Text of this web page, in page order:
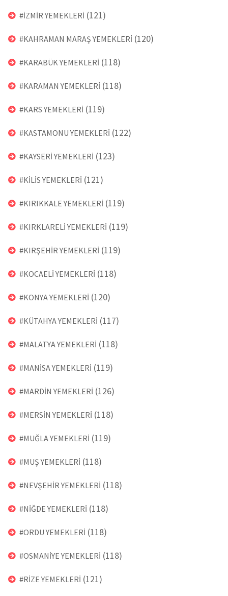
#İZMİR YEMEKLERİ (121)
#KAHRAMAN MARAŞ YEMEKLERİ (120)
#KARABÜK YEMEKLERİ (118)
#KARAMAN YEMEKLERİ (118)
#KARS YEMEKLERİ (119)
#KASTAMONU YEMEKLERİ (122)
#KAYSERİ YEMEKLERİ (123)
#KİLİS YEMEKLERİ (121)
#KIRIKKALE YEMEKLERİ (119)
#KIRKLARELİ YEMEKLERİ (119)
#KIRŞEHİR YEMEKLERİ (119)
#KOCAELİ YEMEKLERİ (118)
#KONYA YEMEKLERİ (120)
#KÜTAHYA YEMEKLERİ (117)
#MALATYA YEMEKLERİ (118)
#MANİSA YEMEKLERİ (119)
#MARDİN YEMEKLERİ (126)
#MERSİN YEMEKLERİ (118)
#MUĞLA YEMEKLERİ (119)
#MUŞ YEMEKLERİ (118)
#NEVŞEHİR YEMEKLERİ (118)
#NİĞDE YEMEKLERİ (118)
#ORDU YEMEKLERİ (118)
#OSMANİYE YEMEKLERİ (118)
#RİZE YEMEKLERİ (121)